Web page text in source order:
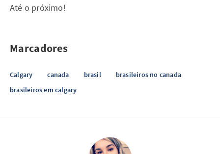
Até o próximo!
Marcadores
Calgary canada brasil
brasileiros no canada
brasileiros em calgary